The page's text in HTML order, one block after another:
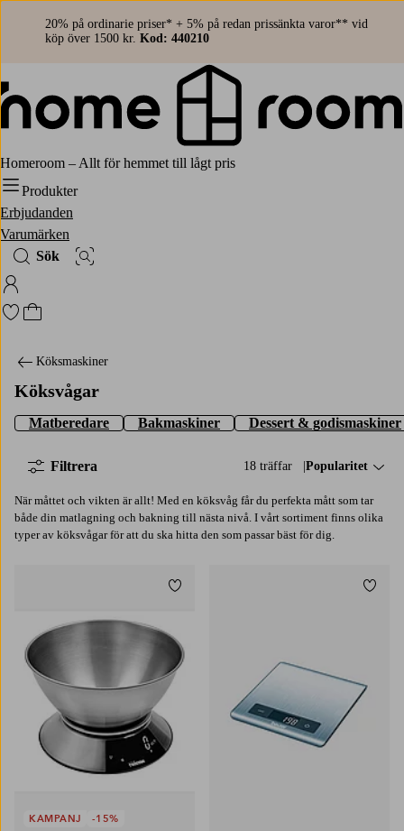
20% på ordinarie priser* + 5% på redan prissänkta varor** vid
köp över 1500 kr. Kod: 440210
Homeroom – Allt för hemmet till lågt pris
Produkter
Erbjudanden
Varumärken
Sök
Bildsök
Logga in på Homeroom
Gå till favoritmarkerade produkter
Gå till kundvagnen
Köksmaskiner
Köksvågar
Matberedare Bakmaskiner Dessert & godismaskiner
18 träffar Sortera på:
Popularitet
Filtrera
När måttet och vikten är allt! Med en köksvåg får du perfekta mått som tar
både din matlagning och bakning till nästa nivå. I vårt sortiment finns olika
typer av köksvågar för att du ska hitta den som passar bäst för dig.
KAMPANJ -15%
Lägg till i favoriter